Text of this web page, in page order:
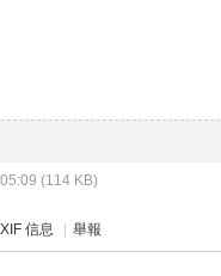
(114 KB)
信息 舉報